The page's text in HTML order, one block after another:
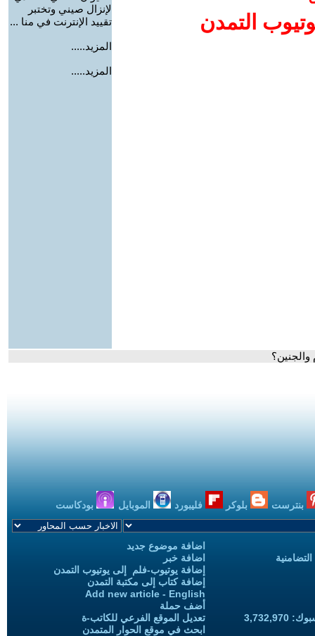
التمدن
لإنزال صيني وتختبر
تقييد الإنترنت في منا ...
المزيد.....
المزيد.....
بنترست بلوكر فليبورد الموبايل بودكاست
اضافة موضوع جديد
اضافة خبر
إضافة يوتيوب-فلم إلى يوتيوب التمدن
إضافة كتاب إلى مكتبة التمدن
Add new article - English
أضف حملة
تعديل الموقع الفرعي للكاتب-ة
ابحث في موقع الحوار المتمدن